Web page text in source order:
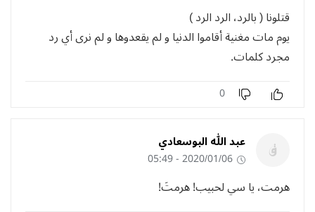
قتلونا ( بالرد، الرد الرد )
يوم مات مغنية أقاموا الدنيا و لم يقعدوها و لم نرى أي رد
مجرد كلمات.
0
عبد الله البوسعادي
2020/01/06 - 05:49
هرمت، يا سي لحبيب! هرمتَ!